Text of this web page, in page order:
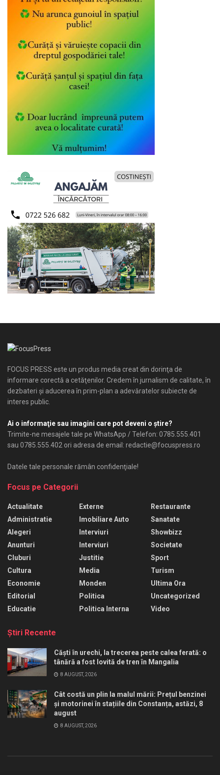
FOCUS PRESS este un produs media creat din dorinţa de
informare corectă a cetăţenilor. Credem în jurnalism de calitate, în
dezbateri şi aducerea în prim-plan a adevăratelor subiecte de
interes public.
Ai o informaţie sau imagini care pot deveni o ştire?
Trimite-ne mesajele tale pe WhatsApp / Telefon: 0785.555.401
sau 0785.555.402 ori adresa de email: redactie@focuspress.ro
Datele tale personale rămân confidenţiale!
Focus pe Categorii
Actualitate
Administratie
Alegeri
Anunturi
Cluburi
Cultura
Economie
Editorial
Educatie
Externe
Imobiliare Auto
Interviuri
Interviuri
Justitie
Media
Monden
Politica
Politica Interna
Restaurante
Sanatate
Showbizz
Societate
Sport
Turism
Ultima Ora
Uncategorized
Video
Ştiri Recente
Căști în urechi, la trecerea peste calea ferată: o
tânără a fost lovită de tren în Mangalia
8 AUGUST, 2026
Cât costă un plin la malul mării: Prețul benzinei
și motorinei în stațiile din Constanța, astăzi, 8
august
8 AUGUST, 2026